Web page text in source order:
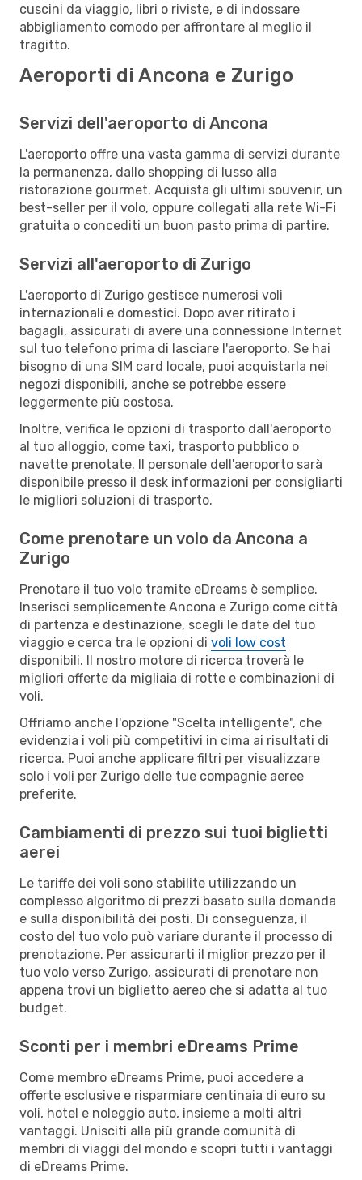
cuscini da viaggio, libri o riviste, e di indossare
abbigliamento comodo per affrontare al meglio il
tragitto.
Aeroporti di Ancona e Zurigo
Servizi dell'aeroporto di Ancona
L'aeroporto offre una vasta gamma di servizi durante
la permanenza, dallo shopping di lusso alla
ristorazione gourmet. Acquista gli ultimi souvenir, un
best-seller per il volo, oppure collegati alla rete Wi-Fi
gratuita o concediti un buon pasto prima di partire.
Servizi all'aeroporto di Zurigo
L'aeroporto di Zurigo gestisce numerosi voli
internazionali e domestici. Dopo aver ritirato i
bagagli, assicurati di avere una connessione Internet
sul tuo telefono prima di lasciare l'aeroporto. Se hai
bisogno di una SIM card locale, puoi acquistarla nei
negozi disponibili, anche se potrebbe essere
leggermente più costosa.
Inoltre, verifica le opzioni di trasporto dall'aeroporto
al tuo alloggio, come taxi, trasporto pubblico o
navette prenotate. Il personale dell'aeroporto sarà
disponibile presso il desk informazioni per consigliarti
le migliori soluzioni di trasporto.
Come prenotare un volo da Ancona a
Zurigo
Prenotare il tuo volo tramite eDreams è semplice.
Inserisci semplicemente Ancona e Zurigo come città
di partenza e destinazione, scegli le date del tuo
viaggio e cerca tra le opzioni di voli low cost
disponibili. Il nostro motore di ricerca troverà le
migliori offerte da migliaia di rotte e combinazioni di
voli.
Offriamo anche l'opzione "Scelta intelligente", che
evidenzia i voli più competitivi in cima ai risultati di
ricerca. Puoi anche applicare filtri per visualizzare
solo i voli per Zurigo delle tue compagnie aeree
preferite.
Cambiamenti di prezzo sui tuoi biglietti
aerei
Le tariffe dei voli sono stabilite utilizzando un
complesso algoritmo di prezzi basato sulla domanda
e sulla disponibilità dei posti. Di conseguenza, il
costo del tuo volo può variare durante il processo di
prenotazione. Per assicurarti il miglior prezzo per il
tuo volo verso Zurigo, assicurati di prenotare non
appena trovi un biglietto aereo che si adatta al tuo
budget.
Sconti per i membri eDreams Prime
Come membro eDreams Prime, puoi accedere a
offerte esclusive e risparmiare centinaia di euro su
voli, hotel e noleggio auto, insieme a molti altri
vantaggi. Unisciti alla più grande comunità di
membri di viaggi del mondo e scopri tutti i vantaggi
di eDreams Prime.